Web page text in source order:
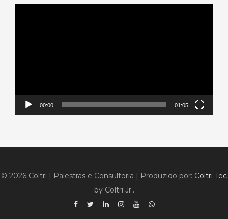
00:00 01:05
© 2026 Coltri | Palestras e Consultoria | Produzido por: Coltri Tec
by Coltri Jr..
Facebook
TwitterLinkedinInstagram
YouTubeWhatsApp